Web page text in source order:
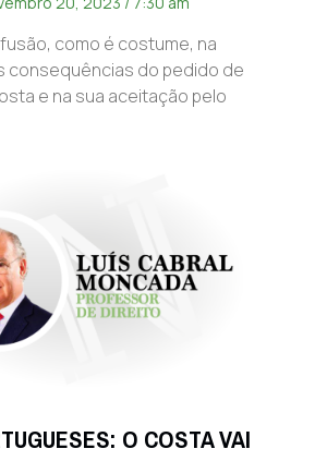
como é costume, na
consequências do pedido de
e na sua aceitação pelo
O COSTA VAI